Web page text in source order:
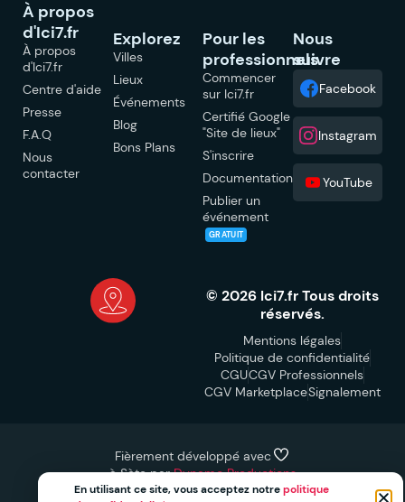
Billetterie
À propos
d'Ici7.fr
À propos
d'Ici7.fr
Centre d'aide
Presse
F.A.Q
Nous
contacter
Explorez
Villes
Lieux
Événements
Blog
Bons Plans
Pour les
professionnels
Commencer
sur Ici7.fr
Certifié Google
"Site de lieux"
S'inscrire
Documentation
Publier un
événement
GRATUIT
Nous
suivre
Facebook
Instagram
YouTube
© 2026 Ici7.fr Tous droits
réservés.
Mentions légales
Politique de confidentialité
CGUCGV Professionnels
CGV MarketplaceSignalement
Fièrement développé avec
à Sète parDynamo Productions
En utilisant ce site, vous acceptez notrepolitique